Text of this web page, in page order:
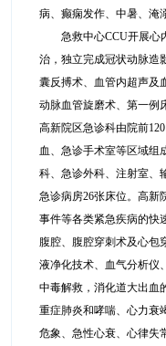
病、癫痫发作、中暑、淹
急救中心CCU开展心
治，独立完成冠状动脉造
囊反搏术、血管内超声及
动脉血管旋磨术、第一例
高新院区急诊科由院前
血、急诊手术室等区域组
科、急诊外科、注射室、
急诊病房26张床位。 高新
事件等各类紧急疾病的快
腹腔、 腹腔穿刺术及心包
液净化技术、血气分析仪
中毒解救，消化道大出血
重症肺炎和哮喘、 心力衰
危象、急性心衰、心律失